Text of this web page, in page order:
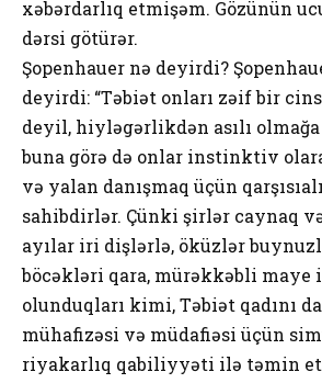
xəbərdarlıq etmişəm. Gözünün
dərsi götürər.
Şopenhauer nə deyirdi?
deyirdi: “Təbiət onları zəif bir
deyil, hiyləgərlikdən asılı
buna görə də onlar instinktiv
və yalan danışmaq üçün
sahibdirlər. Çünki şirlər caynaq
ayılar iri dişlərlə, öküzlər
böcəkləri qara, mürəkkəbli maye
olunduqları kimi, Təbiət qadını
mühafizəsi və müdafiəsi üçün
riyakarlıq qabiliyyəti ilə təmin